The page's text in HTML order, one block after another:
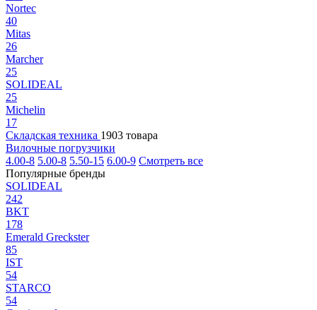
Nortec
40
Mitas
26
Marcher
25
SOLIDEAL
25
Michelin
17
Складская техника 1903 товара
Вилочные погрузчики
4.00-8 5.00-8 5.50-15 6.00-9 Смотреть все
Популярные бренды
SOLIDEAL
242
BKT
178
Emerald Greckster
85
IST
54
STARCO
54